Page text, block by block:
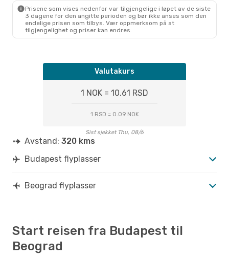
Prisene som vises nedenfor var tilgjengelige i løpet av de siste
3 dagene for den angitte perioden og bør ikke anses som den
endelige prisen som tilbys. Vær oppmerksom på at
tilgjengelighet og priser kan endres.
Valutakurs
1 NOK = 10.61 RSD
1 RSD = 0.09 NOK
Sist sjekket Thu, 08/6
Avstand: 320 kms
Budapest flyplasser
Beograd flyplasser
Start reisen fra Budapest til
Beograd